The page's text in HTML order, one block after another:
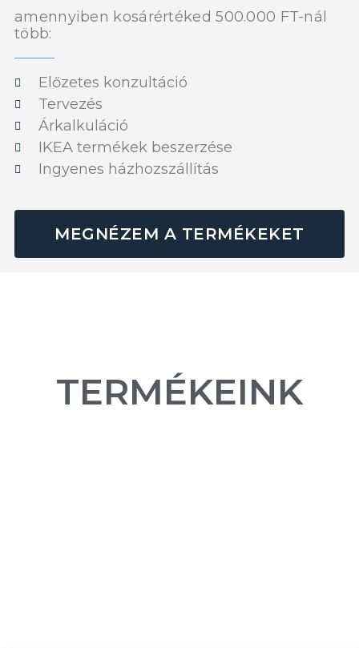
amennyiben kosárértéked 500.000 FT-nál
több:
Előzetes konzultáció
Tervezés
Árkalkuláció
IKEA termékek beszerzése
Ingyenes házhozszállítás
MEGNÉZEM A TERMÉKEKET
TERMÉKEINK